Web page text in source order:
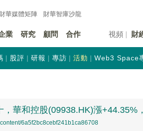
財華媒體矩陣 財華智庫沙龍
業 研究 顧問 合作 視頻 財
股評 研報 專訪 活動 Web3 Space
，華和控股(09938.HK)漲
6a5f2bc8cebf241b1ca86708